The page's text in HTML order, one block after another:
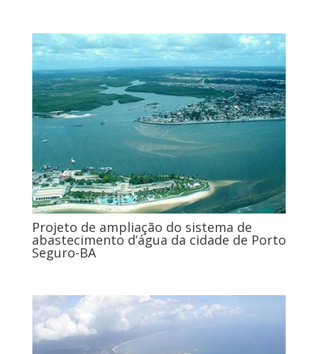
Projeto de ampliação do sistema de
abastecimento d’água da cidade de Porto
Seguro-BA